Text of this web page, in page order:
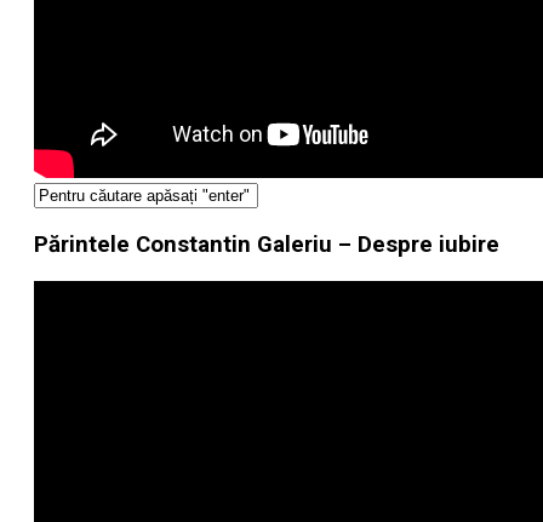
Părintele Constantin Galeriu – Despre iubire